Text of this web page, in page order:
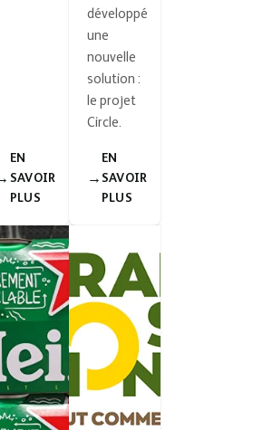
EN
SAVOIR
PLUS
développé
une
nouvelle
solution :
le projet
Circle.
EN
SAVOIR
PLUS